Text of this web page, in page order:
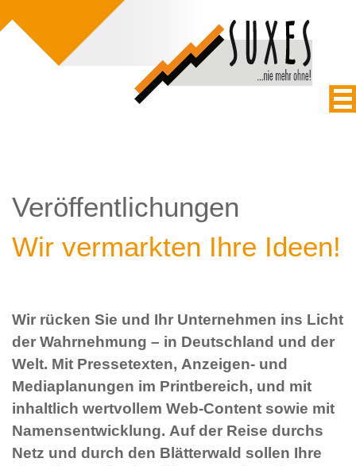
Veröffentlichungen
Wir vermarkten Ihre Ideen!
Wir rücken Sie und Ihr Unternehmen ins Licht
der Wahrnehmung – in Deutschland und der
Welt. Mit Pressetexten, Anzeigen- und
Mediaplanungen im Printbereich, und mit
inhaltlich wertvollem Web-Content sowie mit
Namensentwicklung. Auf der Reise durchs
Netz und durch den Blätterwald sollen Ihre